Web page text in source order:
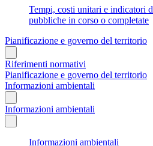
Tempi, costi unitari e indicatori
pubbliche in corso o completate
Pianificazione e governo del territorio
Riferimenti normativi
Pianificazione e governo del territorio
Informazioni ambientali
Informazioni ambientali
Informazioni ambientali